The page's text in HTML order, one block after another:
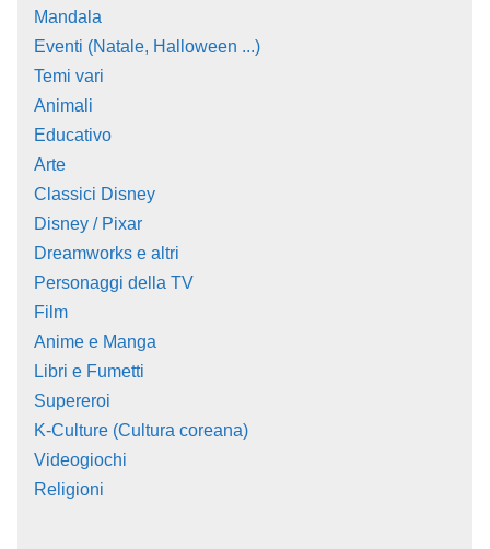
Mandala
Eventi (Natale, Halloween ...)
Temi vari
Animali
Educativo
Arte
Classici Disney
Disney / Pixar
Dreamworks e altri
Personaggi della TV
Film
Anime e Manga
Libri e Fumetti
Supereroi
K-Culture (Cultura coreana)
Videogiochi
Religioni